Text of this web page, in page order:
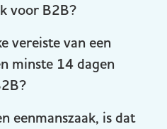
voor B2B?
vereiste van een
minste 14 dagen
eenmanszaak, is dat